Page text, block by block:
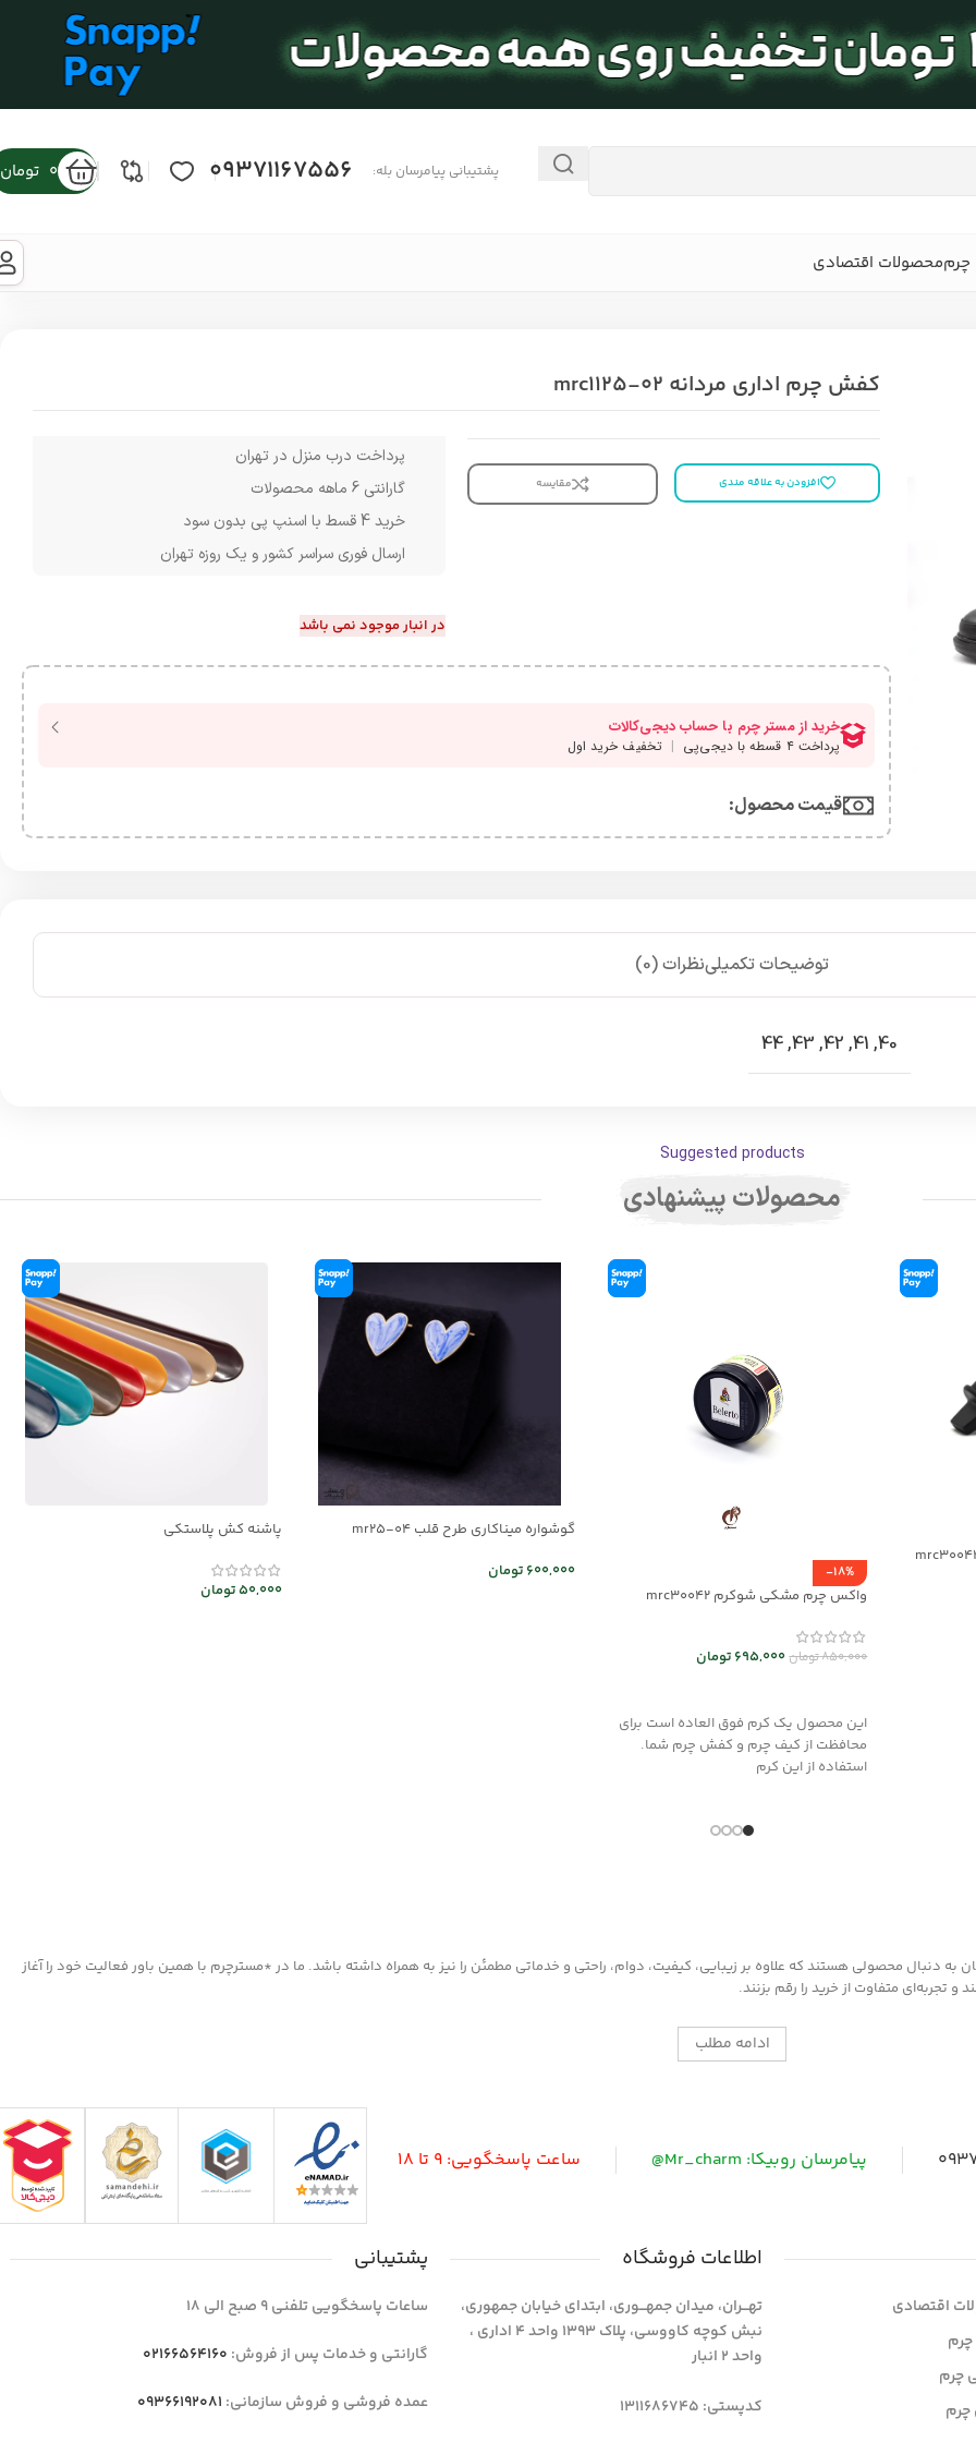
پشتیبانی پیامرسان بله: 09371167556
0 تومان
چرممحصولات اقتصادی
کفش چرم اداری مردانه mrc1125-02
افزودن به علاقه مندی مقایسه
پرداخت درب منزل در تهران
گارانتی 6 ماهه محصولات
خرید 4 قسط با اسنپ پی بدون سود
ارسال فوری سراسر کشور و یک روزه تهران
در انبار موجود نمی باشد
قیمت محصول:​
توضیحات تکمیلینظرات (0)
40
,
41
,
42
,
43
,
44
Suggested products
محصولات پیشنهادی
-18%
واکس چرم مشکی شوکرم mrc30042
850,000تومان695,000 تومان
این محصول یک کرم فوق العاده است برای
محافظت از کیف چرم و کفش چرم شما.
استفاده از این کرم
گوشواره میناکاری طرح قلب mr25-04
600,000 تومان
پاشنه کش پلاستکی
50,000تومان
دنبال محصولی هستند که علاوه بر زیبایی، کیفیت، دوام، راحتی و خدماتی مطمئن را نیز به همراه داشته باشد. ما در *مسترچرم با همین باور فعالیت خود را آغاز
تجربه‌ای متفاوت از خرید را رقم بزنند.
ادامه مطلب
پیامرسان روبیکا: Mr_charm@ ساعت پاسخگویی: 9 تا 18
اقتصادی
چرم
اطلاعات فروشگاه
تهـــران، میدان جمهـــوری، ابتدای خیابان جمهوری،
نبش کوچه کاووسی، پلاک 1393 واحد 4 اداری ،
واحد 2 انبار
کدپستی: 1311686745
پشتیبانی
ساعات پاسخگویی تلفنی 9 صبح الی 18
گارانتی و خدمات پس از فروش: 02166564160
عمده فروشی و فروش سازمانی: 09366192081